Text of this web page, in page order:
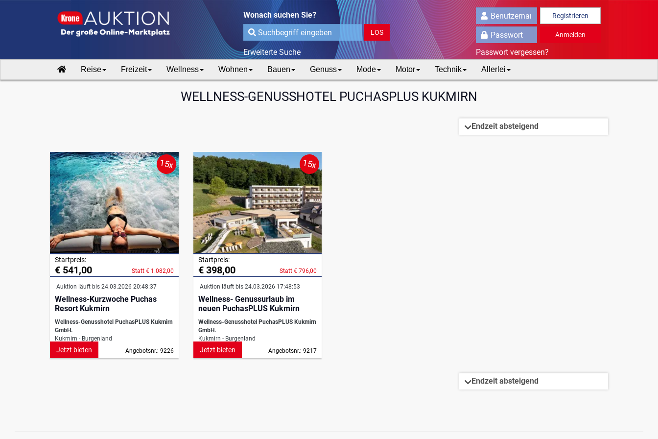
Wonach suchen Sie?
LOS
Erweiterte Suche
Registrieren
Anmelden
Passwort vergessen?
Reise Freizeit Wellness Wohnen Bauen Genuss Mode Motor Technik Allerlei
WELLNESS-GENUSSHOTEL PUCHASPLUS KUKMIRN
15x
Startpreis:
€ 541,00 Statt € 1.082,00
Auktion läuft bis 24.03.2026 20:48:37
Wellness-Kurzwoche Puchas
Resort Kukmirn
Wellness-Genusshotel PuchasPLUS Kukmirn
GmbH.
Kukmirn - Burgenland
Angebotsnr.: 9226
Jetzt bieten
15x
Startpreis:
€ 398,00 Statt € 796,00
Auktion läuft bis 24.03.2026 17:48:53
Wellness- Genussurlaub im
neuen PuchasPLUS Kukmirn
Wellness-Genusshotel PuchasPLUS Kukmirn
GmbH.
Kukmirn - Burgenland
Angebotsnr.: 9217
Jetzt bieten